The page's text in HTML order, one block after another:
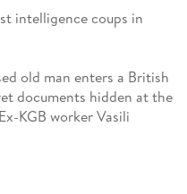
intelligence coups in
old man enters a British
documents hidden at the
KGB worker Vasili